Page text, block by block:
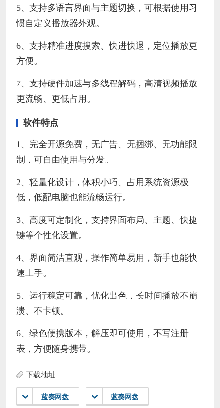
5、支持多语言界面与主题切换，可根据使用习
惯自定义播放器外观。
6、支持精准进度搜索、快进快退，定位播放更
方便。
7、支持硬件加速与多线程解码，高清视频播放
更流畅、更低占用。
软件特点
1、完全开源免费，无广告、无捆绑、无功能限
制，可自由使用与分发。
2、轻量化设计，体积小巧、占用系统资源极
低，低配电脑也能流畅运行。
3、高度可定制化，支持界面布局、主题、快捷
键等个性化设置。
4、界面简洁直观，操作简单易用，新手也能快
速上手。
5、运行稳定可靠，优化出色，长时间播放不崩
溃、不卡顿。
6、绿色便携版本，解压即可使用，不写注册
表，方便随身携带。
下载地址
蓝奏网盘 蓝奏网盘